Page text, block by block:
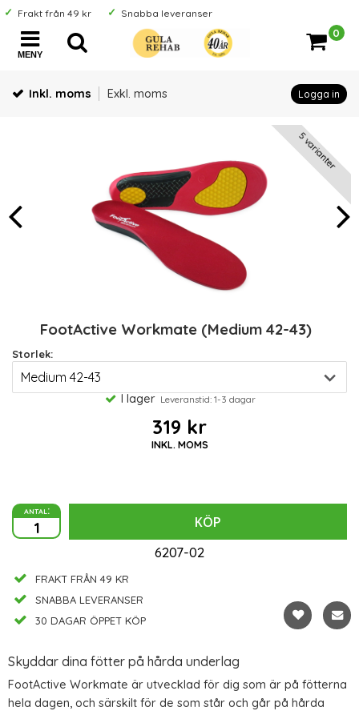
Frakt från 49 kr Snabba leveranser
MENY
0
Inkl. moms Exkl. moms Logga in
5 varianter
FootActive Workmate (Medium 42-43)
Storlek:
I lager Leveranstid: 1-3 dagar
319 kr
INKL. MOMS
antal:
KÖP
6207-02
FRAKT FRÅN 49 KR
SNABBA LEVERANSER
30 DAGAR ÖPPET KÖP
Skyddar dina fötter på hårda underlag
FootActive Workmate är utvecklad för dig som är på fötterna
hela dagen, och särskilt för de som står och går på hårda